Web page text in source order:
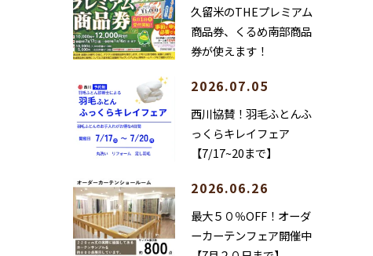
久留米のTHEプレミアム
商品券、くるめ南部商品
券が使えます！
2026.07.05
西川協賛！羽毛ふとんふ
っくらキレイフェア
【7/17~20まで】
2026.06.26
最大５０％OFF！オーダ
ーカーテンフェア開催中